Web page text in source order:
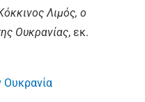
Λιμός, ο
Ουκρανίας, εκ.
Ουκρανία